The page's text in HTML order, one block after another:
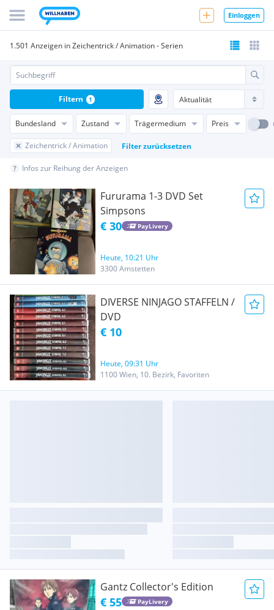
Einloggen
1.501 Anzeigen in Zeichentrick / Animation - Serien
Bundesland Zustand Trägermedium Preis
Zeichentrick / Animation Filter zurücksetzen
Filtern 1
Infos zur Reihung der Anzeigen
Fururama 1-3 DVD Set
Simpsons
€ 30 PayLivery
Heute, 10:21 Uhr
3300 Amstetten
DIVERSE NINJAGO STAFFELN /
DVD
€ 10
Heute, 09:31 Uhr
1100 Wien, 10. Bezirk, Favoriten
Gantz Collector's Edition
€ 55 PayLivery